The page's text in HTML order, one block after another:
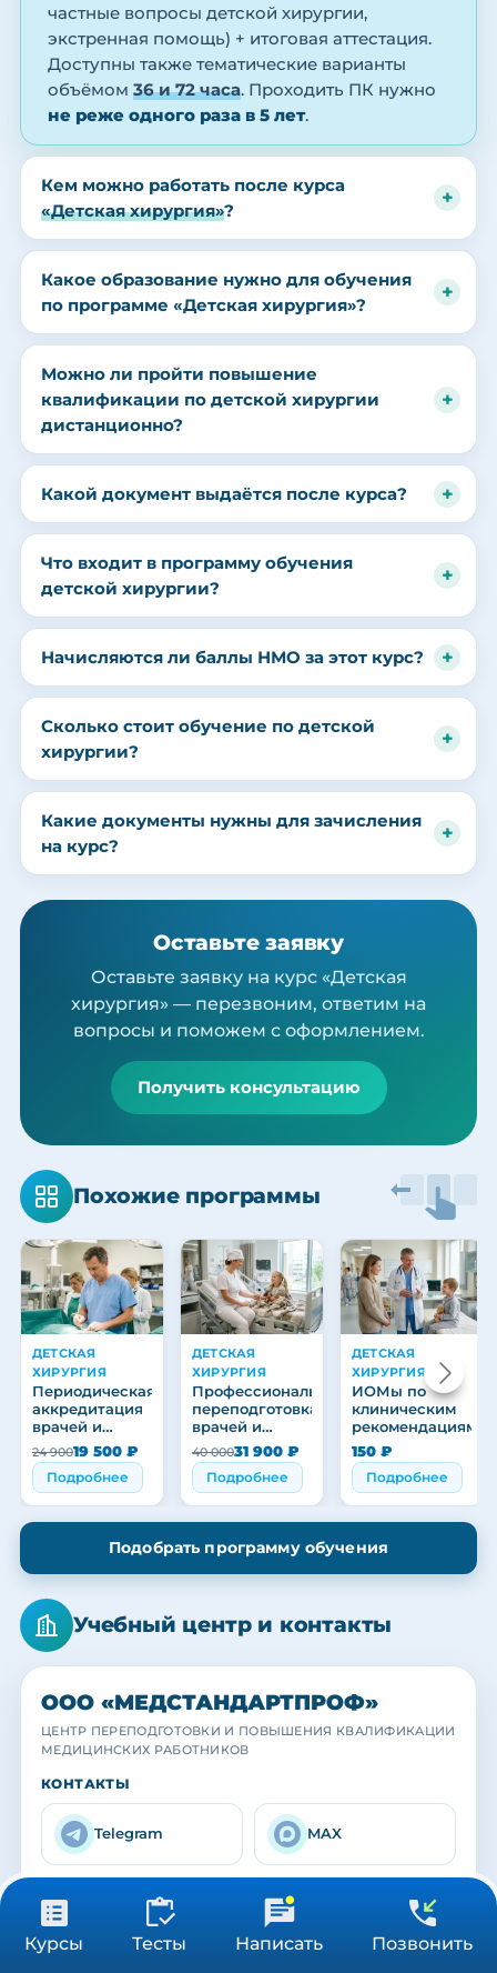
Курсы Тесты Написать Позвонить
частные вопросы детской хирургии,
экстренная помощь) + итоговая аттестация.
Доступны также тематические варианты
объёмом 36 и 72 часа. Проходить ПК нужно
не реже одного раза в 5 лет.
Кем можно работать после курса
«Детская хирургия»?
Какое образование нужно для обучения
по программе «Детская хирургия»?
Можно ли пройти повышение
квалификации по детской хирургии
дистанционно?
Какой документ выдаётся после курса?
Что входит в программу обучения
детской хирургии?
Начисляются ли баллы НМО за этот курс?
Сколько стоит обучение по детской
хирургии?
Какие документы нужны для зачисления
на курс?
Оставьте заявку
Оставьте заявку на курс «Детская
хирургия» — перезвоним, ответим на
вопросы и поможем с оформлением.
Получить консультацию
Похожие программы
ДЕТСКАЯ
ХИРУРГИЯ
Периодическая
аккредитация
врачей и
медицинских
работников
24 90019 500 ₽
Подробнее
ДЕТСКАЯ
ХИРУРГИЯ
Профессиональная
переподготовка
врачей и
медицинских
работников
40 00031 900 ₽
Подробнее
ДЕТСКАЯ
ХИРУРГИЯ
ИОМы по
клиническим
рекомендациям
150 ₽
Подробнее
Подобрать программу обучения
Учебный центр и контакты
Учебный центр
Практика с действующими специалистами
Наша команда
Преподаватели и кураторы центра
Выпускники
Вручение удостоверений и сертификатов
ООО «МЕДСТАНДАРТПРОФ»
ЦЕНТР ПЕРЕПОДГОТОВКИ И ПОВЫШЕНИЯ КВАЛИФИКАЦИИ
МЕДИЦИНСКИХ РАБОТНИКОВ
КОНТАКТЫ
Telegram MAX
8 (800) 550-08-61
info@medstandar
от 3 900 ₽
36/72/144 ч Получить консультацию